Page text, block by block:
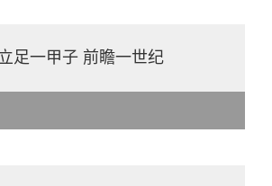
足一甲子 前瞻一世纪